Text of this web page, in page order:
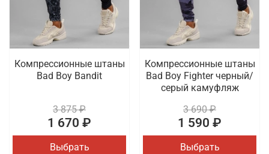
Компрессионные штаны
Bad Boy Bandit
3 875 ₽
1 670 ₽
Выбрать
Компрессионные штаны
Bad Boy Fighter черный/
серый камуфляж
3 690 ₽
1 590 ₽
Выбрать